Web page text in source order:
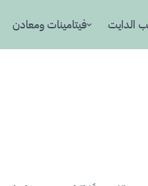
الدايت فيتامينات ومعادن